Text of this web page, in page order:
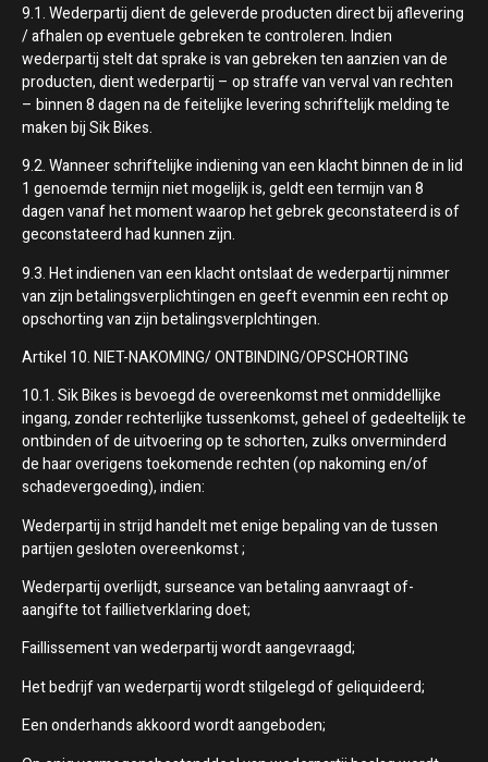
9.1. Wederpartij dient de geleverde producten direct bij aflevering
/ afhalen op eventuele gebreken te controleren. Indien
wederpartij stelt dat sprake is van gebreken ten aanzien van de
producten, dient wederpartij – op straffe van verval van rechten
– binnen 8 dagen na de feitelijke levering schriftelijk melding te
maken bij Sik Bikes.
9.2. Wanneer schriftelijke indiening van een klacht binnen de in lid
1 genoemde termijn niet mogelijk is, geldt een termijn van 8
dagen vanaf het moment waarop het gebrek geconstateerd is of
geconstateerd had kunnen zijn.
9.3. Het indienen van een klacht ontslaat de wederpartij nimmer
van zijn betalingsverplichtingen en geeft evenmin een recht op
opschorting van zijn betalingsverplchtingen.
Artikel 10. NIET-NAKOMING/ ONTBINDING/OPSCHORTING
10.1. Sik Bikes is bevoegd de overeenkomst met onmiddellijke
ingang, zonder rechterlijke tussenkomst, geheel of gedeeltelijk te
ontbinden of de uitvoering op te schorten, zulks onverminderd
de haar overigens toekomende rechten (op nakoming en/of
schadevergoeding), indien:
Wederpartij in strijd handelt met enige bepaling van de tussen
partijen gesloten overeenkomst ;
Wederpartij overlijdt, surseance van betaling aanvraagt of-
aangifte tot faillietverklaring doet;
Faillissement van wederpartij wordt aangevraagd;
Het bedrijf van wederpartij wordt stilgelegd of geliquideerd;
Een onderhands akkoord wordt aangeboden;